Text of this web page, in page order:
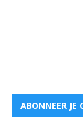
ABONNEER JE